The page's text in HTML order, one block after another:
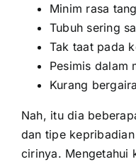
Minim rasa
Tubuh sering
Tak taat pada
Pesimis dalam
Kurang
Nah, itu dia
dan tipe
cirinya. Mengetahui